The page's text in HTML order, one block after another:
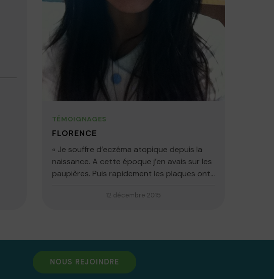
TÉMOIGNAGES
FLORENCE
« Je souffre d’eczéma atopique depuis la
naissance. A cette époque j’en avais sur les
paupières. Puis rapidement les plaques ont...
12 décembre 2015
NOUS REJOINDRE